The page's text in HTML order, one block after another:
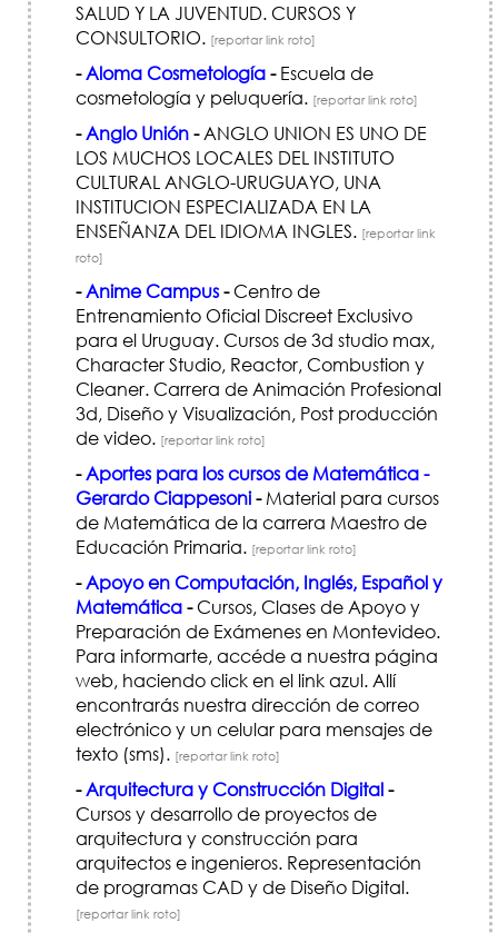
SALUD Y LA JUVENTUD. CURSOS Y
CONSULTORIO. [reportar link roto]
-Aloma Cosmetología-Escuela de
cosmetología y peluquería. [reportar link roto]
-Anglo Unión-ANGLO UNION ES UNO DE
LOS MUCHOS LOCALES DEL INSTITUTO
CULTURAL ANGLO-URUGUAYO, UNA
INSTITUCION ESPECIALIZADA EN LA
ENSEÑANZA DEL IDIOMA INGLES. [reportar link
roto]
-Anime Campus-Centro de
Entrenamiento Oficial Discreet Exclusivo
para el Uruguay. Cursos de 3d studio max,
Character Studio, Reactor, Combustion y
Cleaner. Carrera de Animación Profesional
3d, Diseño y Visualización, Post producción
de video. [reportar link roto]
-Aportes para los cursos de Matemática -
Gerardo Ciappesoni-Material para cursos
de Matemática de la carrera Maestro de
Educación Primaria. [reportar link roto]
-Apoyo en Computación, Inglés, Español y
Matemática-Cursos, Clases de Apoyo y
Preparación de Exámenes en Montevideo.
Para informarte, accéde a nuestra página
web, haciendo click en el link azul. Allí
encontrarás nuestra dirección de correo
electrónico y un celular para mensajes de
texto (sms). [reportar link roto]
-Arquitectura y Construcción Digital-
Cursos y desarrollo de proyectos de
arquitectura y construcción para
arquitectos e ingenieros. Representación
de programas CAD y de Diseño Digital.
[reportar link roto]